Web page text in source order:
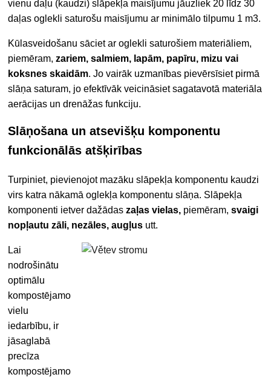
vienu daļu (kaudzi) slāpekļa maisījumu jāuzliek 20 līdz 30
daļas oglekli saturošu maisījumu ar minimālo tilpumu 1 m3.
Kūlasveidošanu sāciet ar oglekli saturošiem materiāliem,
piemēram,zariem, salmiem, lapām, papīru, mizu vai
koksnes skaidām. Jo vairāk uzmanības pievērsīsiet pirmā
slāņa saturam, jo efektīvāk veicināsiet sagatavotā materiāla
aerācijas un drenāžas funkciju.
Slāņošana un atsevišķu komponentu
funkcionālās atšķirības
Turpiniet, pievienojot mazāku slāpekļa komponentu kaudzi
virs katra nākamā oglekļa komponentu slāņa. Slāpekļa
komponenti ietver dažādaszaļas vielas, piemēram,svaigi
nopļautu zāli, nezāles, augļus utt.
Lai
nodrošinātu
optimālu
kompostējamo
vielu
iedarbību, ir
jāsaglabā
precīza
kompostējamo